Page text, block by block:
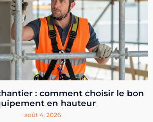
: comment choisir le bon
en hauteur
août 4, 2026